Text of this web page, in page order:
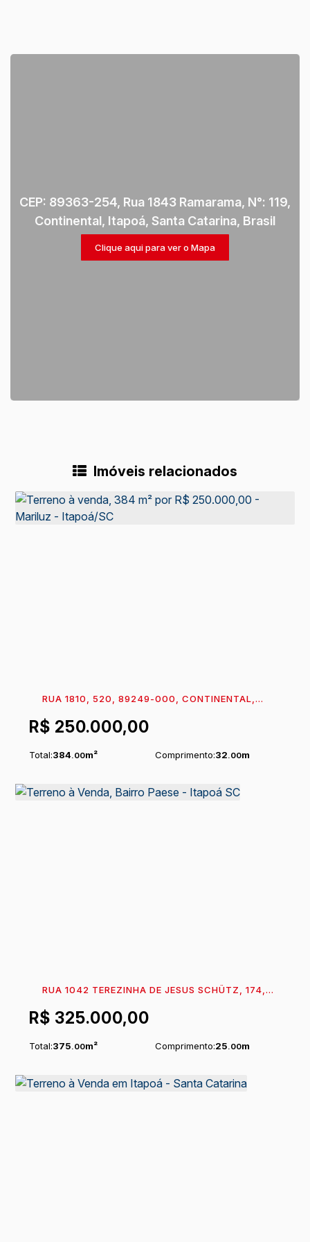
CEP: 89363-254, Rua 1843 Ramarama, N°: 119,
Continental, Itapoá, Santa Catarina, Brasil
Clique aqui para ver o Mapa
Imóveis relacionados
R$ 250.000,00
RUA 1810, 520, 89249-000, CONTINENTAL,
Total:384.00m² Comprimento:32.00m
R$ 325.000,00
RUA 1042 TEREZINHA DE JESUS SCHÜTZ, 174,
BRASIL
Total:375.00m² Comprimento:25.00m